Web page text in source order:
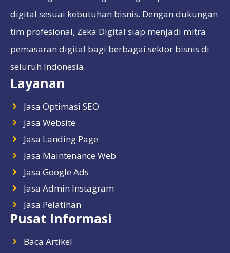
digital sesuai kebutuhan bisnis. Dengan dukungan
tim profesional, Zeka Digital siap menjadi mitra
pemasaran digital bagi berbagai sektor bisnis di
seluruh Indonesia.
Layanan
Jasa Optimasi SEO
Jasa Website
Jasa Landing Page
Jasa Maintenance Web
Jasa Google Ads
Jasa Admin Instagram
Jasa Pelatihan
Pusat Informasi
Baca Artikel